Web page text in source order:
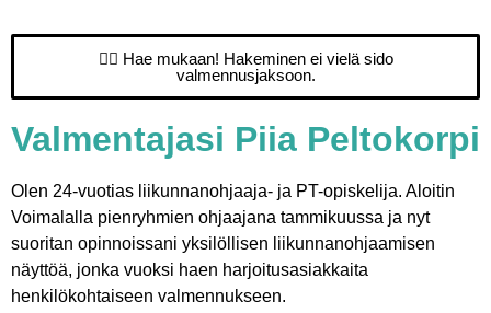
👉🏻 Hae mukaan! Hakeminen ei vielä sido
valmennusjaksoon.
Valmentajasi Piia Peltokorpi
Olen 24-vuotias liikunnanohjaaja- ja PT-opiskelija. Aloitin
Voimalalla pienryhmien ohjaajana tammikuussa ja nyt
suoritan opinnoissani yksilöllisen liikunnanohjaamisen
näyttöä, jonka vuoksi haen harjoitusasiakkaita
henkilökohtaiseen valmennukseen.